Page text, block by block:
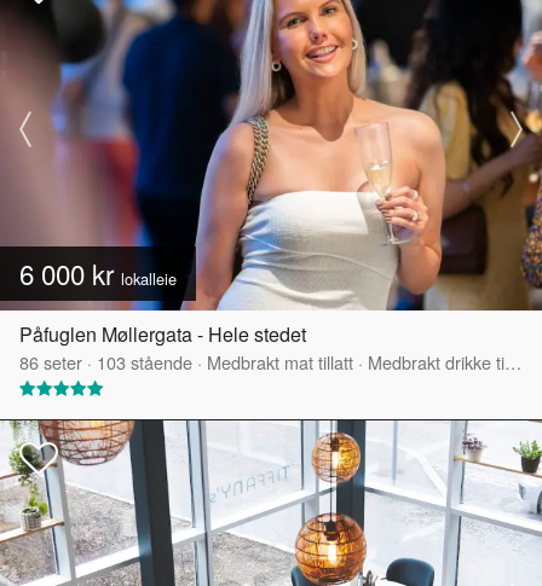
6 000 kr lokalleie
Påfuglen Møllergata - Hele stedet
86seter · 103 stående · Medbrakt mat tillatt · Medbrakt drikke tillatt